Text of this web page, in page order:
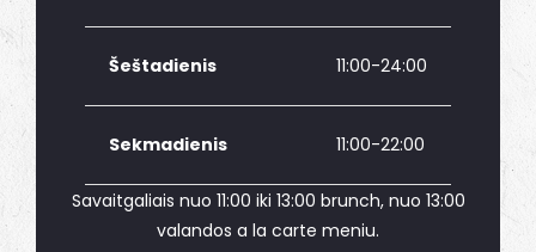
Šeštadienis 11:00-24:00
Sekmadienis 11:00-22:00
Savaitgaliais nuo 11:00 iki 13:00 brunch, nuo 13:00
valandos a la carte meniu.